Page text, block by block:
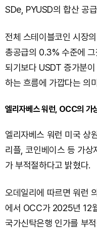
SDe, PYUSD의 합산 공
전체 스테이블코인 시장
총공급의 0.3% 수준에
되기보다 USDT 증가분
하는 흐름에 가깝다는 의
엘리자베스 워런, OCC의 가
엘리자베스 워런 미국 상
리플, 코인베이스 등 가
가 부적절하다고 밝혔다.
오데일리에 따르면 워런
에서 OCC가 2025년 12
국가신탁은행 인가를 부